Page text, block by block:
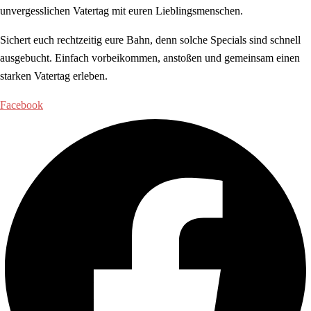
unvergesslichen Vatertag mit euren Lieblingsmenschen.
Sichert euch rechtzeitig eure Bahn, denn solche Specials sind schnell
ausgebucht. Einfach vorbeikommen, anstoßen und gemeinsam einen
starken Vatertag erleben.
Facebook